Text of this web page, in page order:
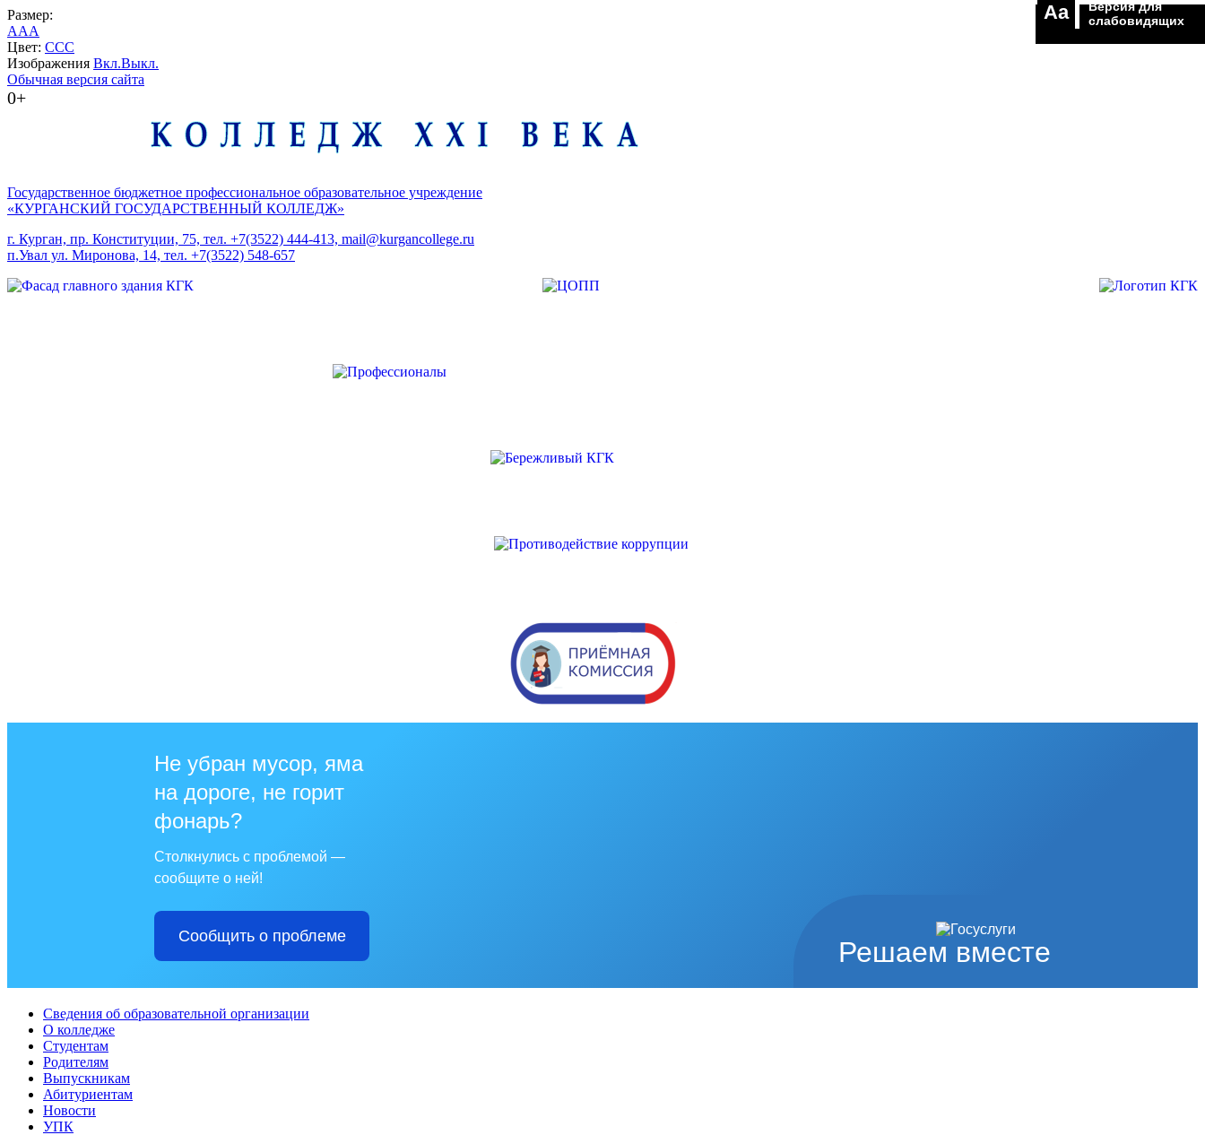
Размер:
AAA
Цвет: CCC
Изображения Вкл.Выкл.
Обычная версия сайта
0+
Aa
Версия для
слабовидящих
Государственное бюджетное профессиональное образовательное учреждение
«КУРГАНСКИЙ ГОСУДАРСТВЕННЫЙ КОЛЛЕДЖ»
г. Курган, пр. Конституции, 75, тел. +7(3522) 444-413, mail@kurgancollege.ru
п.Увал ул. Миронова, 14, тел. +7(3522) 548-657
Решаем вместе
Не убран мусор, яма
на дороге, не горит
фонарь?
Столкнулись с проблемой —
сообщите о ней!
Сообщить о проблеме
Сведения об образовательной организации
О колледже
Студентам
Родителям
Выпускникам
Абитуриентам
Новости
УПК